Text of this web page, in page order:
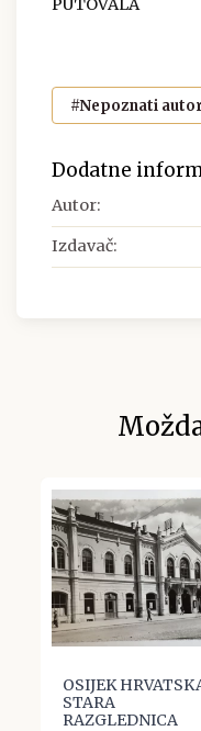
PUTOVALA
#Nepoznati
Dodatne
Autor:
Izdavač:
OSIJEK
STARA
RAZGLEDNICA